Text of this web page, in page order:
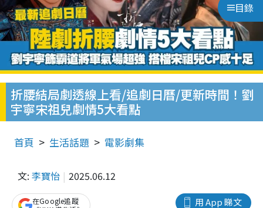
目錄
折腰結局劇透線上看/追劇日曆/更新時間！劉
宇寧宋祖兒劇情5大看點
首頁 生活話題 電影劇集
文: 李寶怡 2025.06.12
用 App 睇文
在Google追蹤